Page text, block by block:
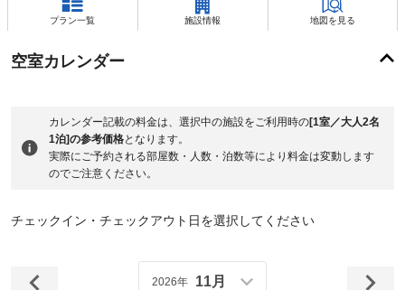
プラン一覧 施設情報 地図を見る
空室カレンダー
カレンダー記載の料金は、選択中の施設をご利用時の[1室／大人2名
1泊]の参考価格となります。
実際にご予約される部屋数・人数・泊数等により料金は変動します
のでご注意ください。
チェックイン・チェックアウト日を選択してください
2026年 11月